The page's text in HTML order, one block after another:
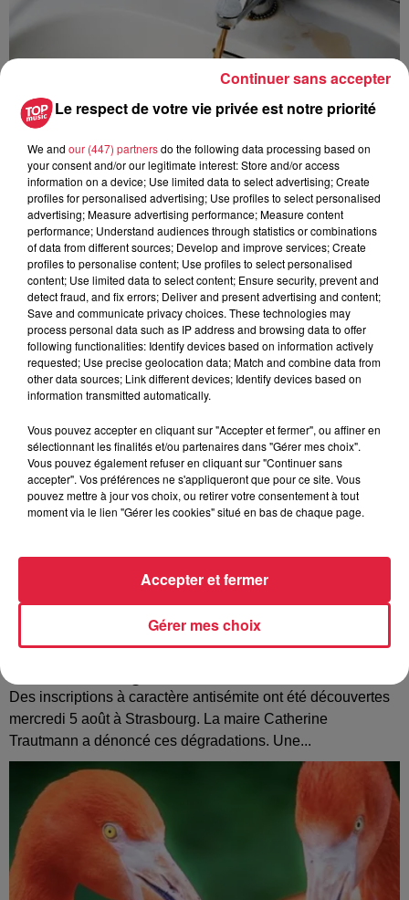
À Hoerdt, de l’eau brune sort des robinets
Depuis plusieurs jours, des habitants de Hoerdt ont vu de
l’eau brune s’écouler de leurs robinets. Face aux
nombreuses interrogations, la municipalité a pris...
Des inscriptions à caractère antisémite ont été découvertes
mercredi 5 août à Strasbourg. La maire Catherine
Trautmann a dénoncé ces dégradations. Une...
Le respect de votre vie privée est notre priorité
We and our (447) partnersdo the following data processing based on
your consent and/or our legitimate interest: Store and/or access
information on a device; Use limited data to select advertising; Create
profiles for personalised advertising; Use profiles to select personalised
advertising; Measure advertising performance; Measure content
performance; Understand audiences through statistics or combinations
of data from different sources; Develop and improve services; Create
profiles to personalise content; Use profiles to select personalised
content; Use limited data to select content; Ensure security, prevent and
detect fraud, and fix errors; Deliver and present advertising and content;
Save and communicate privacy choices. These technologies may
process personal data such as IP address and browsing data to offer
following functionalities: Identify devices based on information actively
requested; Use precise geolocation data; Match and combine data from
other data sources; Link different devices; Identify devices based on
information transmitted automatically.
Vous pouvez accepter en cliquant sur "Accepter et fermer", ou affiner en
sélectionnant les finalités et/ou partenaires dans "Gérer mes choix".
Vous pouvez également refuser en cliquant sur "Continuer sans
accepter". Vos préférences ne s'appliqueront que pour ce site. Vous
pouvez mettre à jour vos choix, ou retirer votre consentement à tout
moment via le lien "Gérer les cookies" situé en bas de chaque page.
Gérer mes choix
Accepter et fermer
Continuer sans accepter